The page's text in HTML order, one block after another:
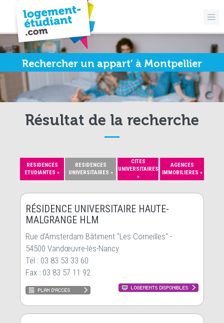
Rechercher un appart’ à Montpellier
Résultat de la recherche
RESIDENCES
ETUDIANTES »
RESIDENCES
UNIVERSITAIRES »
CITES
UNIVERSITAIRES
»
AGENCES
IMMOBILIERES »
RÉSIDENCE UNIVERSITAIRE HAUTE-
MALGRANGE HLM
Rue d'Amsterdam Bâtiment "Les Corneilles" -
54500 Vandœuvre-lès-Nancy
Tél : 03 83 53 33 60
Fax : 03 83 57 11 92